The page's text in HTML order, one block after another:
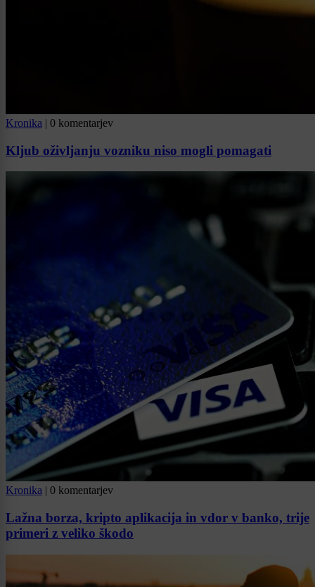
Kronika | 0 komentarjev
Kljub oživljanju vozniku niso mogli pomagati
Kronika | 0 komentarjev
Lažna borza, kripto aplikacija in vdor v banko, trije
primeri z veliko škodo